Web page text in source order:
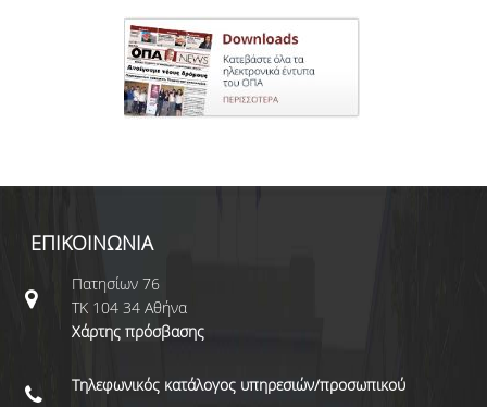
ΕΠΙΚΟΙΝΩΝΙΑ
Πατησίων 76
ΤΚ 104 34 Αθήνα
Χάρτης πρόσβασης
Τηλεφωνικός κατάλογος υπηρεσιών/προσωπικού